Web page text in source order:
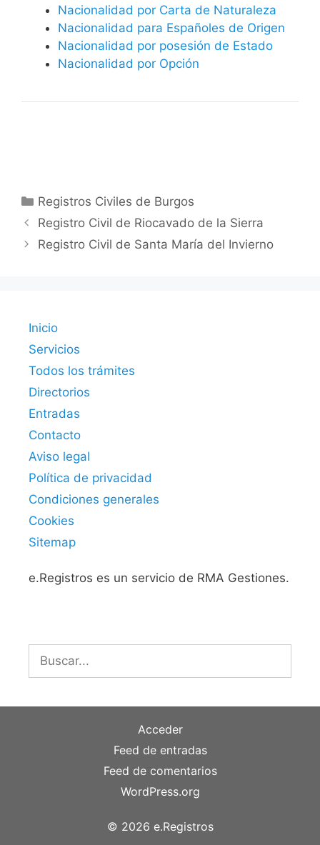
Nacionalidad por Carta de Naturaleza
Nacionalidad para Españoles de Origen
Nacionalidad por posesión de Estado
Nacionalidad por Opción
Categorías
Registros Civiles de Burgos
Registro Civil de Riocavado de la Sierra
Registro Civil de Santa María del Invierno
Inicio
Servicios
Todos los trámites
Directorios
Entradas
Contacto
Aviso legal
Política de privacidad
Condiciones generales
Cookies
Sitemap
e.Registros es un servicio de RMA Gestiones.
Buscar:
Acceder
Feed de entradas
Feed de comentarios
WordPress.org
© 2026 e.Registros